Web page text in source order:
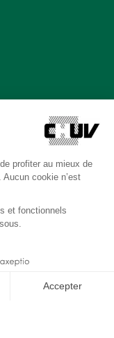
fenêtre)
10:19